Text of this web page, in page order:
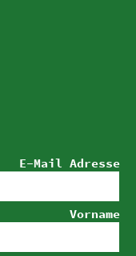
E-Mail Adresse
Vorname